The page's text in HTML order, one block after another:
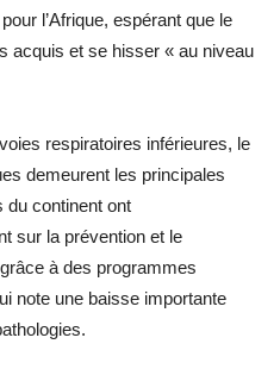
l’Afrique, espérant que le
acquis et se hisser « au niveau
respiratoires inférieures, le
demeurent les principales
du continent ont
sur la prévention et le
à des programmes
note une baisse importante